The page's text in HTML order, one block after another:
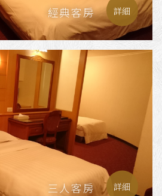
經典客房 詳細
三人客房 詳細